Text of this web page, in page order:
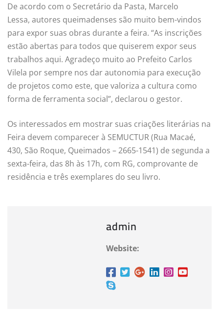
De acordo com o Secretário da Pasta, Marcelo
Lessa, autores queimadenses são muito bem-vindos
para expor suas obras durante a feira. “As inscrições
estão abertas para todos que quiserem expor seus
trabalhos aqui. Agradeço muito ao Prefeito Carlos
Vilela por sempre nos dar autonomia para execução
de projetos como este, que valoriza a cultura como
forma de ferramenta social”, declarou o gestor.
Os interessados em mostrar suas criações literárias na
Feira devem comparecer à SEMUCTUR (Rua Macaé,
430, São Roque, Queimados – 2665-1541) de segunda a
sexta-feira, das 8h às 17h, com RG, comprovante de
residência e três exemplares do seu livro.
admin
Website: